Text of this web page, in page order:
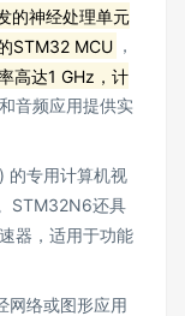
的神经处理单元
STM32 MCU ，
高达1 GHz，计
音频应用提供实
的专用计算机视
STM32N6还具
器，适用于功能
网络或图形应用